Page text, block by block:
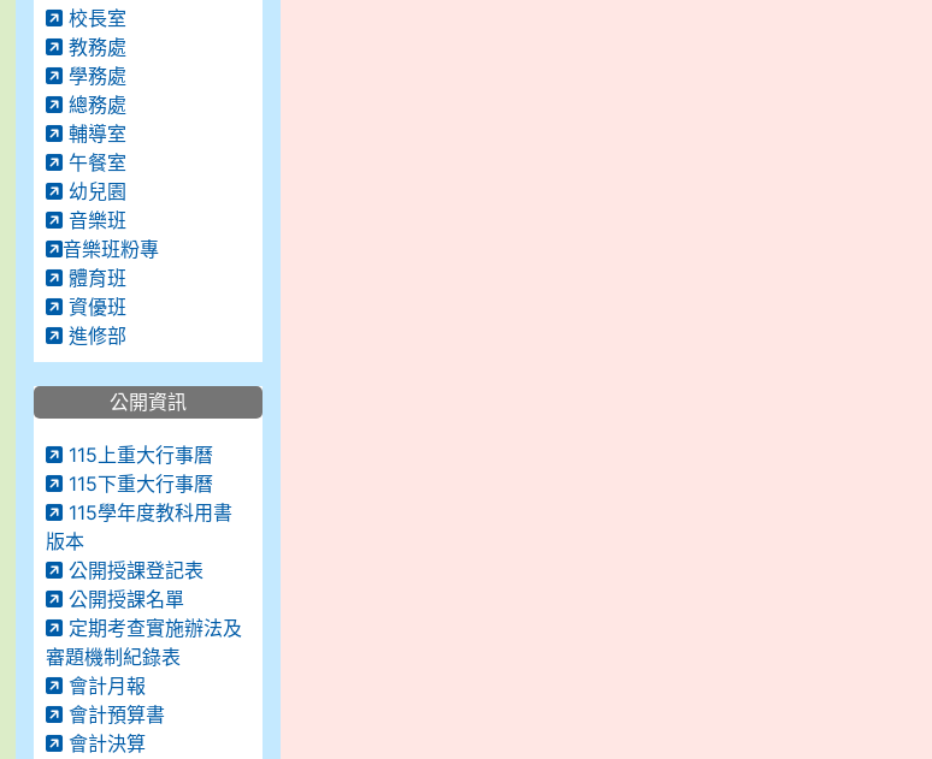
校長室
教務處
學務處
總務處
輔導室
午餐室
幼兒園
音樂班
音樂班粉專
體育班
資優班
進修部
公開資訊
115上重大行事曆
115下重大行事曆
115學年度教科用書
版本
公開授課登記表
公開授課名單
定期考查實施辦法及
審題機制紀錄表
會計月報
會計預算書
會計決算